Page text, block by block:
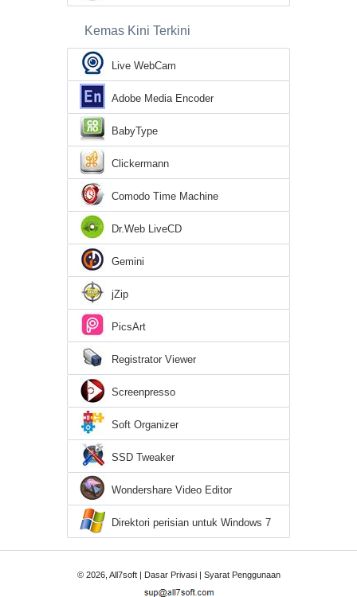
Kemas Kini Terkini
Live WebCam
Adobe Media Encoder
BabyType
Clickermann
Comodo Time Machine
Dr.Web LiveCD
Gemini
jZip
PicsArt
Registrator Viewer
Screenpresso
Soft Organizer
SSD Tweaker
Wondershare Video Editor
Direktori perisian untuk Windows 7
© 2026, All7soft | Dasar Privasi| Syarat Penggunaan